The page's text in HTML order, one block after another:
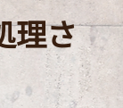
理さ